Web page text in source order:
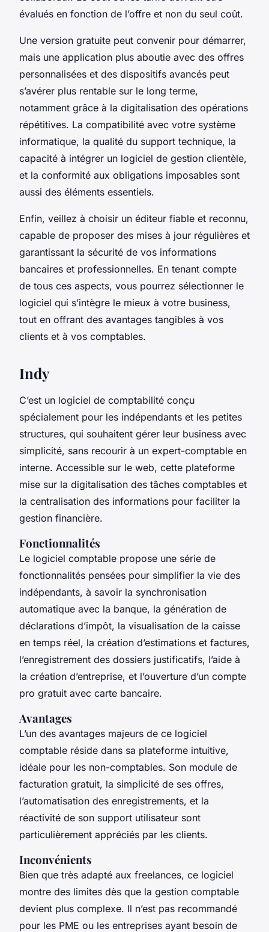
évalués en fonction de l’offre et non du seul coût.
Une version gratuite peut convenir pour démarrer,
mais une application plus aboutie avec des offres
personnalisées et des dispositifs avancés peut
s’avérer plus rentable sur le long terme,
notamment grâce à la digitalisation des opérations
répétitives. La compatibilité avec votre système
informatique, la qualité du support technique, la
capacité à intégrer un logiciel de gestion clientèle,
et la conformité aux obligations imposables sont
aussi des éléments essentiels.
Enfin, veillez à choisir un éditeur fiable et reconnu,
capable de proposer des mises à jour régulières et
garantissant la sécurité de vos informations
bancaires et professionnelles. En tenant compte
de tous ces aspects, vous pourrez sélectionner le
logiciel qui s’intègre le mieux à votre business,
tout en offrant des avantages tangibles à vos
clients et à vos comptables.
Indy
C’est un logiciel de comptabilité conçu
spécialement pour les indépendants et les petites
structures, qui souhaitent gérer leur business avec
simplicité, sans recourir à un expert-comptable en
interne. Accessible sur le web, cette plateforme
mise sur la digitalisation des tâches comptables et
la centralisation des informations pour faciliter la
gestion financière.
Fonctionnalités
Le logiciel comptable propose une série de
fonctionnalités pensées pour simplifier la vie des
indépendants, à savoir la synchronisation
automatique avec la banque, la génération de
déclarations d’impôt, la visualisation de la caisse
en temps réel, la création d’estimations et factures,
l’enregistrement des dossiers justificatifs, l’aide à
la création d’entreprise, et l’ouverture d’un compte
pro gratuit avec carte bancaire.
Avantages
L’un des avantages majeurs de ce logiciel
comptable réside dans sa plateforme intuitive,
idéale pour les non-comptables. Son module de
facturation gratuit, la simplicité de ses offres,
l’automatisation des enregistrements, et la
réactivité de son support utilisateur sont
particulièrement appréciés par les clients.
Inconvénients
Bien que très adapté aux freelances, ce logiciel
montre des limites dès que la gestion comptable
devient plus complexe. Il n’est pas recommandé
pour les PME ou les entreprises ayant besoin de